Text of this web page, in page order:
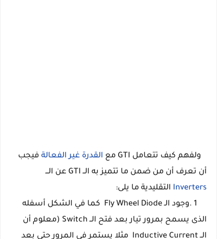
ولفهم كيف تتعامل GTI مع القدرة غير الفعالة فيجب
أن تعرف أن من ضمن ما تتميز به الــ GTI عن الـــ
Inverters التقليدية ما يلى:
Wheel Diode
كما في الشكل أسفله
الذى يسمح بمرور تيار بعد فتح الــ Switch (معلوم أن
الــ
Inductive Current مثلا يستمر في المرور حتى بعد